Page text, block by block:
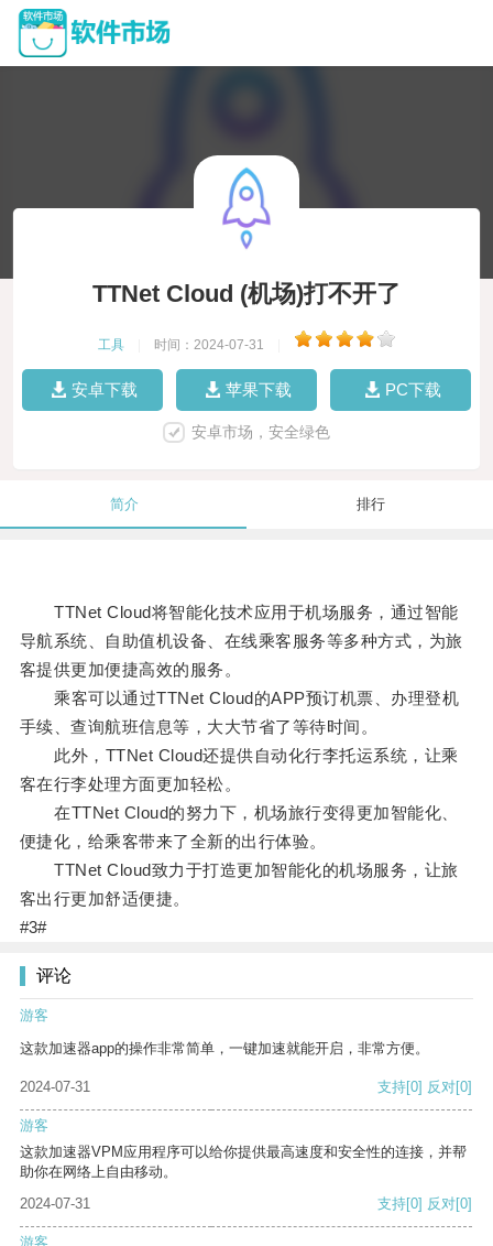
TTNet Cloud (机场)打不开了
工具 时间：2024-07-31
安卓下载 苹果下载 PC下载
安卓市场，安全绿色
简介 排行
TTNet Cloud将智能化技术应用于机场服务，通过智能
导航系统、自助值机设备、在线乘客服务等多种方式，为旅
客提供更加便捷高效的服务。
乘客可以通过TTNet Cloud的APP预订机票、办理登机
手续、查询航班信息等，大大节省了等待时间。
此外，TTNet Cloud还提供自动化行李托运系统，让乘
客在行李处理方面更加轻松。
在TTNet Cloud的努力下，机场旅行变得更加智能化、
便捷化，给乘客带来了全新的出行体验。
TTNet Cloud致力于打造更加智能化的机场服务，让旅
客出行更加舒适便捷。
#3#
评论
游客
这款加速器app的操作非常简单，一键加速就能开启，非常方便。
2024-07-31 支持[0] 反对[0]
游客
这款加速器VPM应用程序可以给你提供最高速度和安全性的连接，并帮
助你在网络上自由移动。
2024-07-31
支持[0] 反对[0]
游客